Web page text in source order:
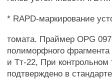
* RAPD-маркирование
томата. Праймер OPG
полиморфного фрагмента
и Тт-22, При контрольном
подтверждено в